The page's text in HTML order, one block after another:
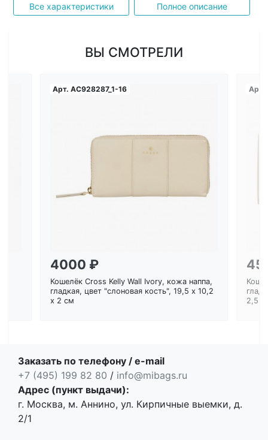
Все характеристики Полное описание
ВЫ СМОТРЕЛИ
Арт. AC928287_1-16
4000 ₽
Кошелёк Cross Kelly Wall Ivory, кожа наппа,
гладкая, цвет "слоновая кость", 19,5 x 10,2
x 2 см
Арт.
2,5
Заказать по телефону / e-mail
+7 (495) 199 82 80 / info@mibags.ru
Адрес (пункт выдачи):
г. Москва, м. Аннино, ул. Кирпичные выемки, д.
2/1